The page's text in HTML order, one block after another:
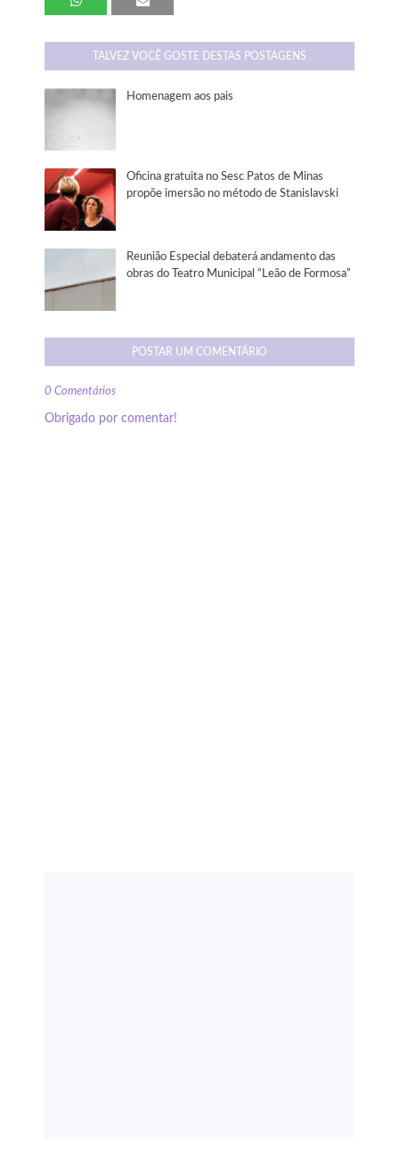
TALVEZ VOCÊ GOSTE DESTAS POSTAGENS
Homenagem aos pais
Oficina gratuita no Sesc Patos de Minas
propõe imersão no método de Stanislavski
Reunião Especial debaterá andamento das
obras do Teatro Municipal “Leão de Formosa”
POSTAR UM COMENTÁRIO
0 Comentários
Obrigado por comentar!